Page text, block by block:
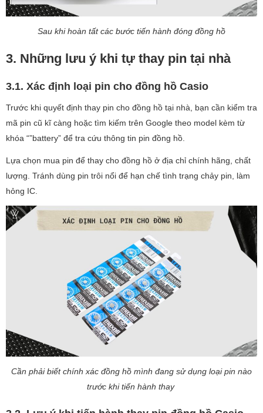
Sau khi hoàn tất các bước tiến hành đóng đồng hồ
3. Những lưu ý khi tự thay pin tại nhà
3.1. Xác định loại pin cho đồng hồ Casio
Trước khi quyết định thay pin cho đồng hồ tại nhà, bạn cần kiểm tra
mã pin cũ kĩ càng hoặc tìm kiếm trên Google theo model kèm từ
khóa “”battery” để tra cứu thông tin pin đồng hồ.
Lựa chọn mua pin để thay cho đồng hồ ở địa chỉ chính hãng, chất
lượng. Tránh dùng pin trôi nổi để hạn chế tình trạng chảy pin, làm
hỏng IC.
Cần phải biết chính xác đồng hồ mình đang sử dụng loại pin nào
trước khi tiến hành thay